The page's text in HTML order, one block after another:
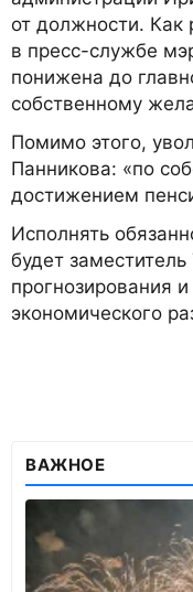
от должности. Как
в пресс-службе
понижена до
собственному
Помимо этого,
Панникова: «по
достижением
Исполнять
будет
прогнозирования
экономического
ВАЖНОЕ